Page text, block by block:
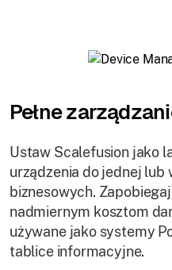
Pełne
Ustaw Scalefusion jako
urządzenia do jednej lub
biznesowych.
nadmiernym kosztom
używane jako systemy
tablice informacyjne.